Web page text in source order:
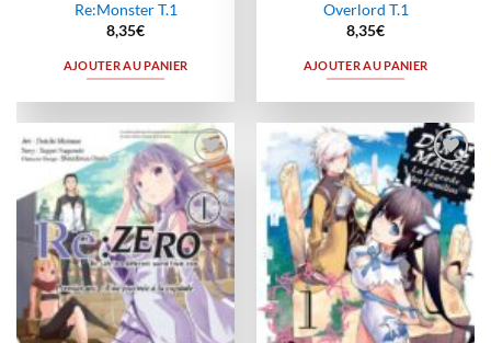
Re:Monster T.1
8,35€
AJOUTER AU PANIER
Overlord T.1
8,35€
AJOUTER AU PANIER
Ajouter
à la
wishlist
Ajouter
à la
wishlist